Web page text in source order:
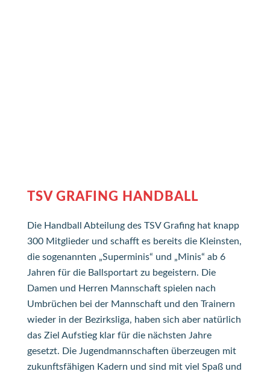
TSV GRAFING HANDBALL
Die Handball Abteilung des TSV Grafing hat knapp
300 Mitglieder und schafft es bereits die Kleinsten,
die sogenannten „Superminis“ und „Minis“ ab 6
Jahren für die Ballsportart zu begeistern. Die
Damen und Herren Mannschaft spielen nach
Umbrüchen bei der Mannschaft und den Trainern
wieder in der Bezirksliga, haben sich aber natürlich
das Ziel Aufstieg klar für die nächsten Jahre
gesetzt. Die Jugendmannschaften überzeugen mit
zukunftsfähigen Kadern und sind mit viel Spaß und